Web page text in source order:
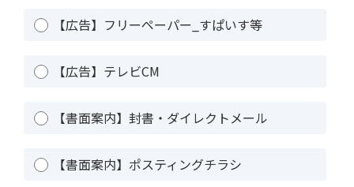
【広告】フリーペーパー_すぱいす等
【広告】テレビCM
【書面案内】封書・ダイレクトメール
【書面案内】ポスティングチラシ